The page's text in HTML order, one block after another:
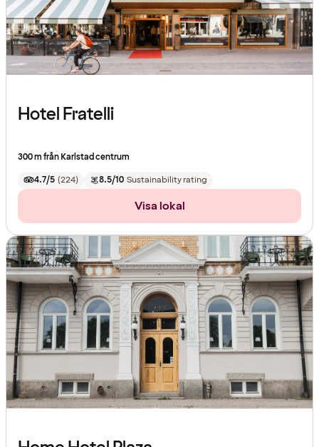
Hotel Fratelli
300 m från Karlstad centrum
4.7/5 (224) 8.5/10 Sustainability rating
Visa lokal